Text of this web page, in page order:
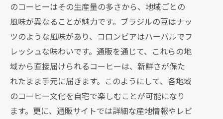
のコーヒーはその生産量の多さから、地域ごとの
風味が異なることが魅力です。ブラジルの豆はナッ
ツのような風味があり、コロンビアはハーバルでフ
レッシュな味わいです。通販を通じて、これらの地
域から直接届けられるコーヒーは、新鮮さが保た
れたまま手元に届きます。このようにして、各地域
のコーヒー文化を自宅で楽しむことが可能になり
ます。更に、通販サイトでは詳細な産地情報やレビ